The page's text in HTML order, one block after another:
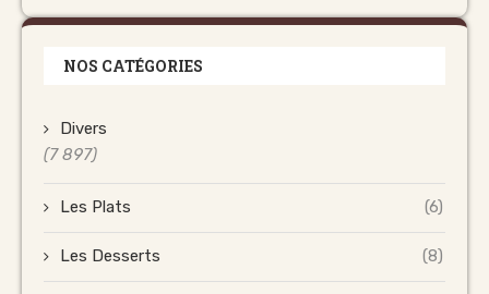
NOS CATÉGORIES
Divers
(7 897)
Les Plats (6)
Les Desserts (8)